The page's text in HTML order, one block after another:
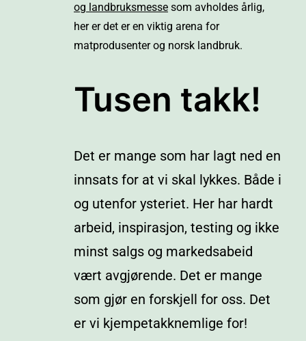
og landbruksmesse som avholdes årlig,
her er det er en viktig arena for
matprodusenter og norsk landbruk.
Tusen takk!
Det er mange som har lagt ned en
innsats for at vi skal lykkes. Både i
og utenfor ysteriet. Her har hardt
arbeid, inspirasjon, testing og ikke
minst salgs og markedsabeid
vært avgjørende. Det er mange
som gjør en forskjell for oss. Det
er vi kjempetakknemlige for!